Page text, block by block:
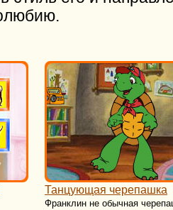
Танцующая черепашка
Франклин не обычная